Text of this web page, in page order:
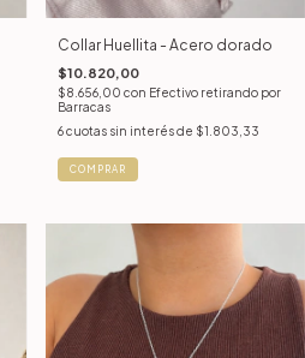
Collar Huellita - Acero dorado
$10.820,00
$8.656,00 con Efectivo retirando por
Barracas
6 cuotas sin interés de $1.803,33
COMPRAR